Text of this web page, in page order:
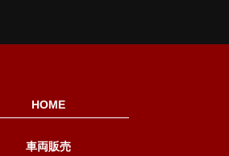
HOME
車両販売